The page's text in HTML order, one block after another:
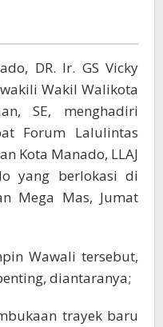
DR. Ir. GS Vicky
Wakil Walikota
SE, menghadiri
Forum Lalulintas
Kota Manado, LLAJ
yang berlokasi di
Mega Mas, Jumat
Wawali tersebut,
diantaranya;
trayek baru